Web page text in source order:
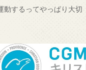
動するってやっぱり大切